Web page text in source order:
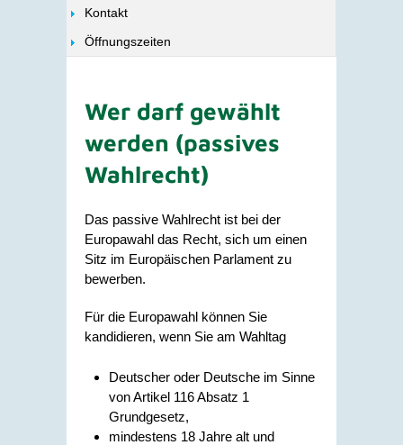
Kontakt
Öffnungszeiten
Wer darf gewählt
werden (passives
Wahlrecht)
Das passive Wahlrecht ist bei der
Europawahl das Recht, sich um einen
Sitz im Europäischen Parlament zu
bewerben.
Für die Europawahl können Sie
kandidieren, wenn Sie am Wahltag
Deutscher oder Deutsche im Sinne
von Artikel 116 Absatz 1
Grundgesetz,
mindestens 18 Jahre alt und